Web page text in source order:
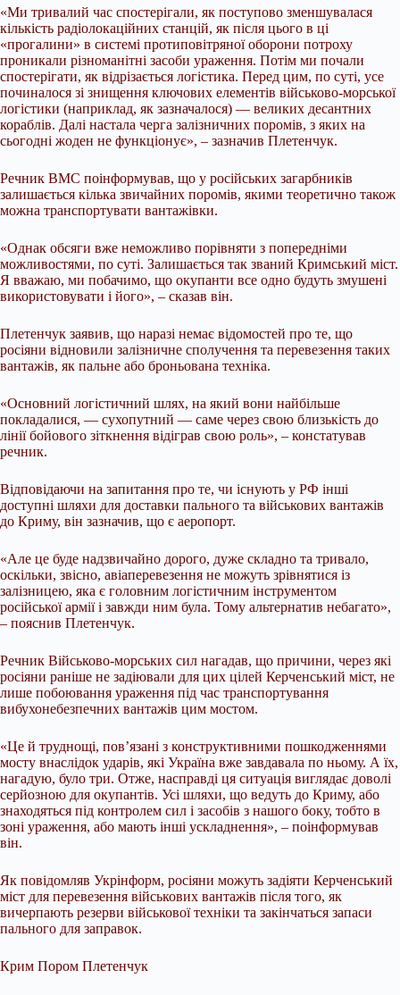
«Ми тривалий час спостерігали, як поступово зменшувалася
кількість радіолокаційних станцій, як після цього в ці
«прогалини» в системі протиповітряної оборони потроху
проникали різноманітні засоби ураження. Потім ми почали
спостерігати, як відрізається логістика. Перед цим, по суті, усе
починалося зі знищення ключових елементів військово-морської
логістики (наприклад, як зазначалося) — великих десантних
кораблів. Далі настала черга залізничних поромів, з яких на
сьогодні жоден не функціонує», – зазначив Плетенчук.
Речник ВМС поінформував, що у російських загарбників
залишається кілька звичайних поромів, якими теоретично також
можна транспортувати вантажівки.
«Однак обсяги вже неможливо порівняти з попередніми
можливостями, по суті. Залишається так званий Кримський міст.
Я вважаю, ми побачимо, що окупанти все одно будуть змушені
використовувати і його», – сказав він.
Плетенчук заявив, що наразі немає відомостей про те, що
росіяни відновили залізничне сполучення та перевезення таких
вантажів, як пальне або броньована техніка.
«Основний логістичний шлях, на який вони найбільше
покладалися, — сухопутний — саме через свою близькість до
лінії бойового зіткнення відіграв свою роль», – констатував
речник.
Відповідаючи на запитання про те, чи існують у РФ інші
доступні шляхи для доставки пального та військових вантажів
до Криму, він зазначив, що є аеропорт.
«Але це буде надзвичайно дорого, дуже складно та тривало,
оскільки, звісно, авіаперевезення не можуть зрівнятися із
залізницею, яка є головним логістичним інструментом
російської армії і завжди ним була. Тому альтернатив небагато»,
– пояснив Плетенчук.
Речник Військово-морських сил нагадав, що причини, через які
росіяни раніше не задіювали для цих цілей Керченський міст, не
лише побоювання ураження під час транспортування
вибухонебезпечних вантажів цим мостом.
«Це й труднощі, пов’язані з конструктивними пошкодженнями
мосту внаслідок ударів, які Україна вже завдавала по ньому. А їх,
нагадую, було три. Отже, насправді ця ситуація виглядає доволі
серйозною для окупантів. Усі шляхи, що ведуть до Криму, або
знаходяться під контролем сил і засобів з нашого боку, тобто в
зоні ураження, або мають інші ускладнення», – поінформував
він.
Як повідомляв Укрінформ, росіяни можуть задіяти Керченський
міст для перевезення військових вантажів після того, як
вичерпають резерви військової техніки та закінчаться запаси
пального для заправок.
Крим Пором Плетенчук